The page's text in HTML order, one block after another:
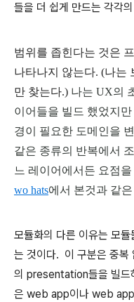
들을 더 쉽게 만드는 각각
범위를 좁힌다는 것은
나타나지 않는다. (나는
만 찾는다.) 나는 UX의
이어들을 빌드 했었지만
경이 필요한 도메인을
같은 종류의 반복에서
느 레이어에서든 요점
wo hats에서 본것과 같은
모듈화의 다른 이유는 모
는 것이다. 이 구분은 중
의 presentation들을 빌드
은 web app이나 web app